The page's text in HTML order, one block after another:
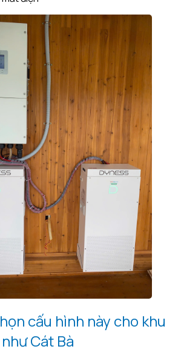
cấu hình này cho khu
Cát Bà